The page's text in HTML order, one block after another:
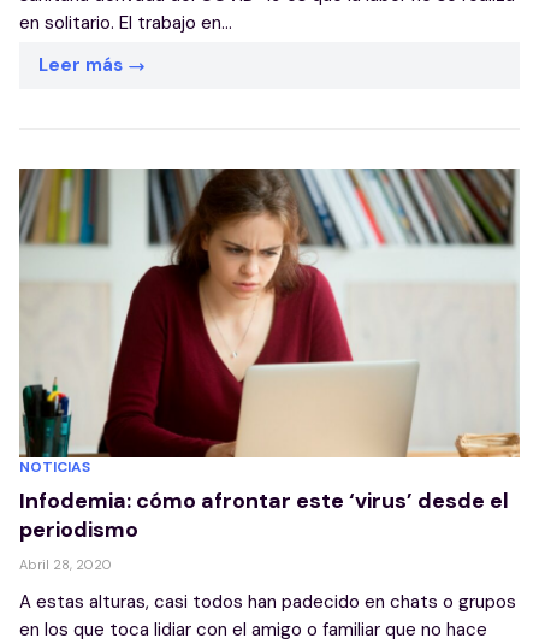
en solitario. El trabajo en...
Leer más
NOTICIAS
Infodemia: cómo afrontar este ‘virus’ desde el
periodismo
Abril 28, 2020
A estas alturas, casi todos han padecido en chats o grupos
en los que toca lidiar con el amigo o familiar que no hace